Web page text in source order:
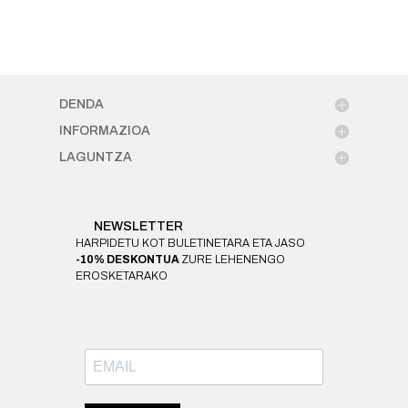
DENDA
INFORMAZIOA
LAGUNTZA
NEWSLETTER
HARPIDETU KOT BULETINETARA ETA JASO
-10% DESKONTUA ZURE LEHENENGO
EROSKETARAKO